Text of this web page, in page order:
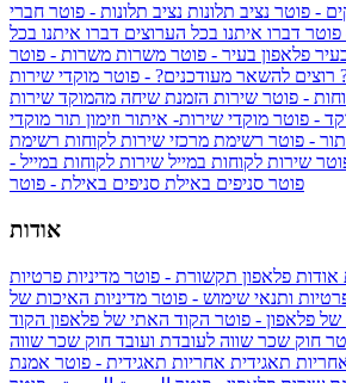
- פוטר נציב תלונות נציב תלונות - פוטר חברי
פוטר דברו איתנו בכל הערוצים דברו איתנו בכל
פלאפון בעיר - פוטר משרות משרות - פוטר
רוצים להשאר מעודכנים? - פוטר מוקדי שירות
- פוטר שירות הזמנת שיחה מהמוקד שירות
- פוטר מוקדי שירות- איתור וזימון תור מוקדי
תור - פוטר רשימת מרכזי שירות לקוחות רשימת
שירות לקוחות במייל שירות לקוחות במייל -
פוטר סניפים באילת סניפים באילת - פוטר
אודות
אודות פלאפון תקשורת - פוטר מדיניות פרטיות
ותנאי שימוש - פוטר מדיניות האיכות של
של פלאפון - פוטר הקוד האתי של פלאפון הקוד
חוק שכר שווה לעובדת ועובד חוק שכר שווה
תאגידית אחריות תאגידית - פוטר אמנת